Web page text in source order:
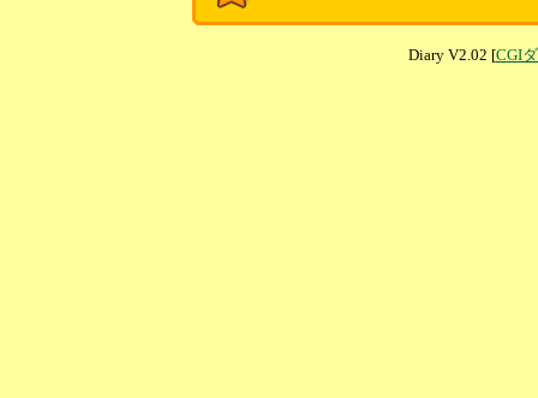
Diary V2.02 [CGI